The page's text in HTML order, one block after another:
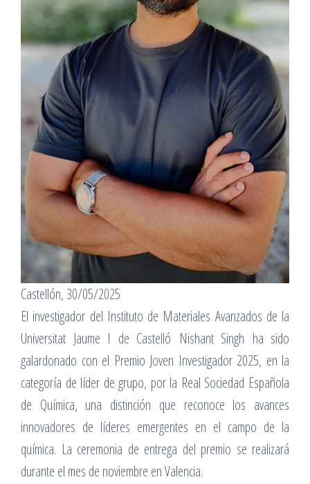
Castellón, 30/05/2025
El investigador del Instituto de Materiales Avanzados de la
Universitat Jaume I de Castelló Nishant Singh ha sido
galardonado con el Premio Joven Investigador 2025, en la
categoría de líder de grupo, por la Real Sociedad Española
de Química, una distinción que reconoce los avances
innovadores de líderes emergentes en el campo de la
química. La ceremonia de entrega del premio se realizará
durante el mes de noviembre en Valencia.